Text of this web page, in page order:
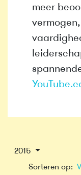
meer
2015
Sorteren op: